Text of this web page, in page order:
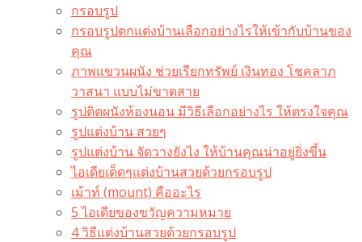
กรอบรูป
กรอบรูปตกแต่งบ้านเลือกอย่างไรให้เข้ากับบ้านของ
คุณ
ภาพแขวนผนัง ช่วยเรียกทรัพย์ เงินทอง โชคลาภ
วาสนา แบบไม่ขาดสาย
รูปติดผนังห้องนอน มีวิธีเลือกอย่างไร ให้ตรงใจคุณ
รูปแต่งบ้าน สวยๆ
รูปแต่งบ้าน จัดวางยังไง ให้บ้านคุณน่าอยู่ยิ่งขึ้น
ไอเดียเด็ดๆแต่งบ้านสวยด้วยกรอบรูป
เม้าท์ (mount) คืออะไร​
5 ไอเดียของขวัญความหมาย
4 วิธีแต่งบ้านสวยด้วยกรอบรูป